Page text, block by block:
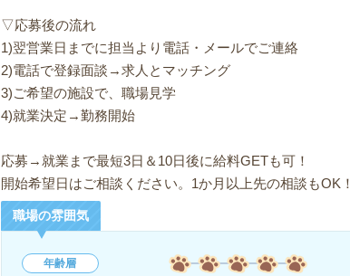
▽応募後の流れ
1)翌営業日までに担当より電話・メールでご連絡
2)電話で登録面談→求人とマッチング
3)ご希望の施設で、職場見学
4)就業決定→勤務開始
応募→就業まで最短3日＆10日後に給料GETも可！
開始希望日はご相談ください。1か月以上先の相談もOK！
職場の雰囲気
年齢層